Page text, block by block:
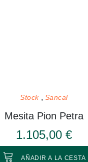
Stock Sancal
Mesita Pion Petra
1.105,00 €
AÑADIR A LA CESTA